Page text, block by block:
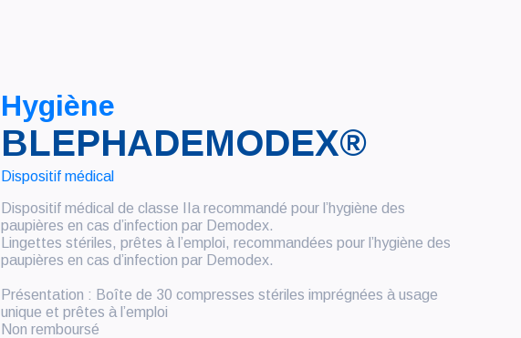
Hygiène
BLEPHADEMODEX®
Dispositif médical
Dispositif médical de classe IIa recommandé pour l’hygiène des
paupières en cas d’infection par Demodex.
Lingettes stériles, prêtes à l’emploi, recommandées pour l’hygiène des
paupières en cas d’infection par Demodex.
Présentation : Boîte de 30 compresses stériles imprégnées à usage
unique et prêtes à l’emploi
Non remboursé